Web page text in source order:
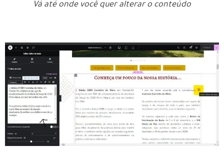
Vá até onde você quer alterar o conteúdo